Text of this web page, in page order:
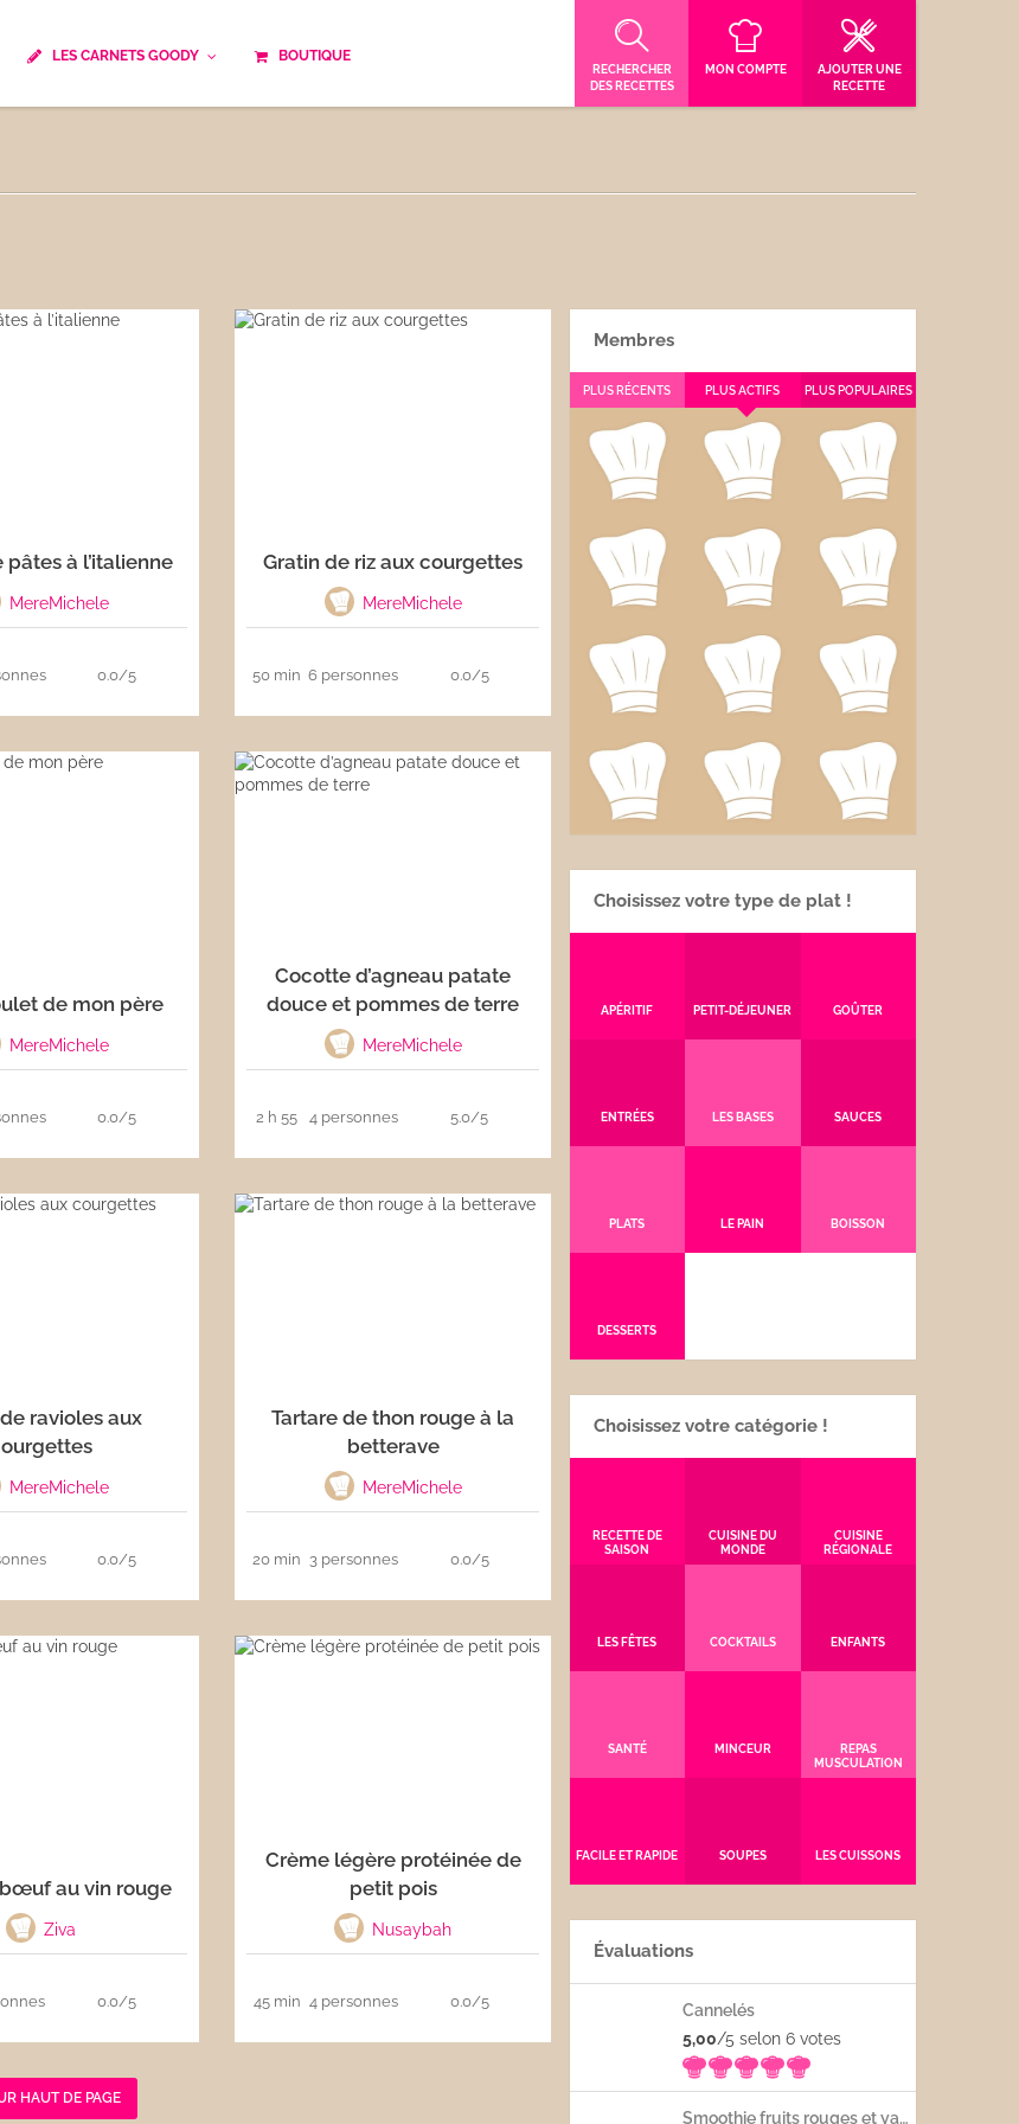
Robots multifonctions
LES CARNETS GOODY
Spécialité culinaire
BOUTIQUE
RECHERCHER
DES RECETTES
MON COMPTE
AJOUTER UNE
RECETTE
pâtes à l’italienne
MereMichele
0.0/5
Gratin de riz aux courgettes
MereMichele
50 min 6 personnes 0.0/5
de mon père
MereMichele
0.0/5
Cocotte d’agneau patate
douce et pommes de terre
MereMichele
2 h 55 4 personnes 5.0/5
ravioles aux
MereMichele
0.0/5
Tartare de thon rouge à la
betterave
MereMichele
20 min 3 personnes 0.0/5
au vin rouge
Ziva
0.0/5
Crème légère protéinée de
petit pois
Nusaybah
45 min 4 personnes 0.0/5
HAUT DE PAGE
Membres
PLUS RÉCENTS PLUS ACTIFS PLUS POPULAIRES
Choisissez votre type de plat !
APÉRITIF PETIT-DÉJEUNER GOÛTER
ENTRÉES LES BASES SAUCES
PLATS LE PAIN BOISSON
DESSERTS
Choisissez votre catégorie !
RECETTE DE
SAISON
CUISINE DU
MONDE
CUISINE
RÉGIONALE
LES FÊTES COCKTAILS ENFANTS
SANTÉ MINCEUR
REPAS
MUSCULATION
FACILE ET RAPIDE SOUPES LES CUISSONS
Évaluations
Cannelés
5,00/5 selon 6 votes
Smoothie fruits rouges et yaourt